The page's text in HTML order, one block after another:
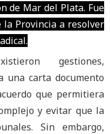
de Mar del Plata. Fue
la Provincia a resolver
gestiones,
una carta documento
que permitiera
y evitar que la
Sin embargo,